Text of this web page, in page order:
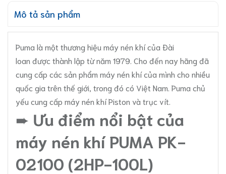
Mô tả sản phẩm
Puma là một thương hiệu máy nén khí của Đài
loan được thành lập từ năm 1979. Cho đến nay hãng đã
cung cấp các sản phẩm máy nén khí của mình cho nhiều
quốc gia trên thế giới, trong đó có Việt Nam. Puma chủ
yếu cung cấp máy nén khí Piston và trục vít.
➨ Ưu điểm nổi bật của
máy nén khí PUMA PK-
02100 (2HP-100L)